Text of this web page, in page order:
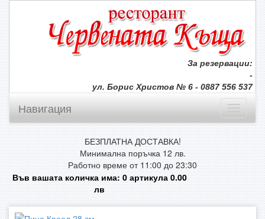
За резервации:
-
ул. Борис Христов № 6 - 0887 556 537
Навигация
БЕЗПЛАТНА ДОСТАВКА!
Минимална поръчка 12 лв.
Работно време от 11:00 до 23:30
Във вашата количка има:0артикула0.00
лв